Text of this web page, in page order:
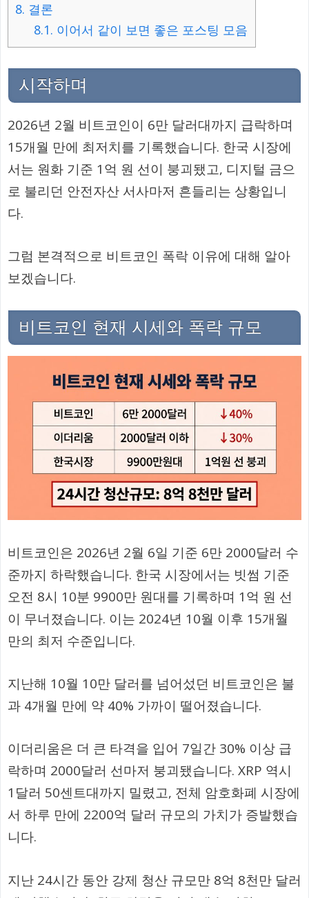
8. 결론
8.1. 이어서 같이 보면 좋은 포스팅 모음
시작하며
2026년 2월 비트코인이 6만 달러대까지 급락하며
15개월 만에 최저치를 기록했습니다. 한국 시장에
서는 원화 기준 1억 원 선이 붕괴됐고, 디지털 금으
로 불리던 안전자산 서사마저 흔들리는 상황입니
다.
그럼 본격적으로 비트코인 폭락 이유에 대해 알아
보겠습니다.
비트코인 현재 시세와 폭락 규모
비트코인은 2026년 2월 6일 기준 6만 2000달러 수
준까지 하락했습니다. 한국 시장에서는 빗썸 기준
오전 8시 10분 9900만 원대를 기록하며 1억 원 선
이 무너졌습니다. 이는 2024년 10월 이후 15개월
만의 최저 수준입니다.
지난해 10월 10만 달러를 넘어섰던 비트코인은 불
과 4개월 만에 약 40% 가까이 떨어졌습니다.
이더리움은 더 큰 타격을 입어 7일간 30% 이상 급
락하며 2000달러 선마저 붕괴됐습니다. XRP 역시
1달러 50센트대까지 밀렸고, 전체 암호화폐 시장에
서 하루 만에 2200억 달러 규모의 가치가 증발했습
니다.
지난 24시간 동안 강제 청산 규모만 8억 8천만 달러